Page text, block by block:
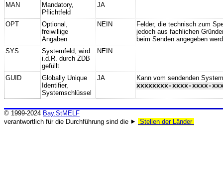
MAN
Mandatory,
Pflichtfeld
JA
OPT
Optional,
freiwillige
Angaben
NEIN
Felder, die technisch zum
jedoch aus fachlichen
beim Senden angegeben
SYS
Systemfeld, wird
i.d.R. durch ZDB
gefüllt
NEIN
GUID
Globally Unique
Identifier,
Systemschlüssel
JA
Kann vom sendenden
xxxxxxxx-xxxx-xxxx-
© 1999-2024 Bay.StMELF
verantwortlich für die Durchführung sind die ⯈
Stellen der Länder